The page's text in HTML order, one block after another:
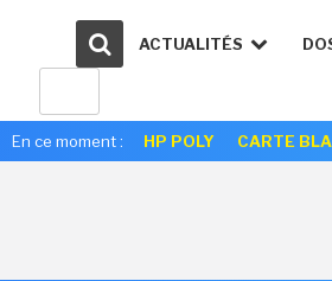
ACTUALITÉS
En ce moment : HP POLY CARTE